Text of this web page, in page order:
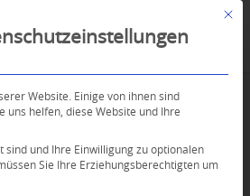
Mit
Website. Einige von ihnen sind
uns helfen, diese Website und Ihre
sind und Ihre Einwilligung zu optionalen
Sie Ihre Erziehungsberechtigten um